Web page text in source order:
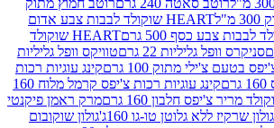
240 גרם
רוטב חמוץ מתוק
HEART שוקולד לבבות צבע אדום
HEART שוקולד
22 גרם
טוויקס וופל גליליות
100 גרם
קינג עוגיות רכות
קינג עוגיות רכות צ'יפס קרמל מלוח 160
160 גרם
מרק ראמן פיקנטי
גלוטן טו-גו 160ג'
גולון שוקובום